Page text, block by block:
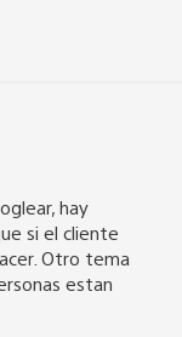
hay
si el cliente
Otro tema
estan